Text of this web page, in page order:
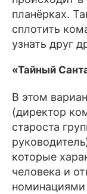
планёрках.
сплотить
узнать друг
«Тайный
В этом
(директор
староста
которые
человека и